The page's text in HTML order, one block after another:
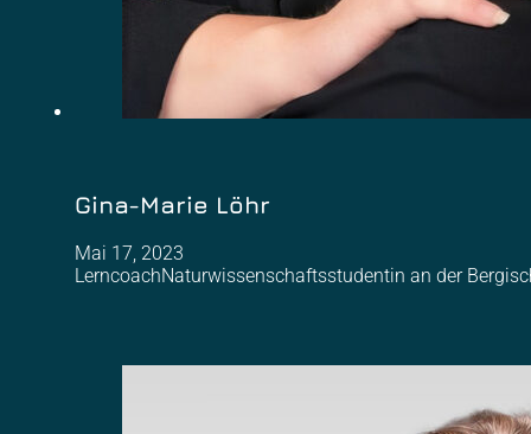
Gina-Marie Löhr
Mai 17, 2023
LerncoachNaturwissenschaftsstudentin an der